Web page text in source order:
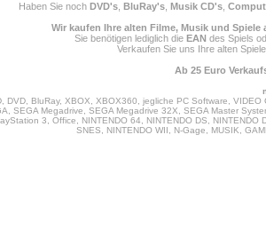
Haben Sie noch DVD's, BluRay's, Musik CD's,
Wir kaufen Ihre alten Filme, Musik und Spiele
Sie benötigen lediglich die EAN des Spiels
Verkaufen Sie uns Ihre alten
Ab 25 Euro
DVD, BluRay, XBOX, XBOX360, jegliche PC Software,
SEGA Megadrive, SEGA Megadrive 32X, SEGA Master
3, Office, NINTENDO 64, NINTENDO DS,
SNES, NINTENDO WII, N-Gage, MUSIK,